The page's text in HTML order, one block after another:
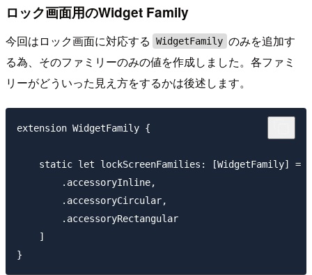
ロック画面用のWidget Family
今回はロック画面に対応する WidgetFamily のみを追加す
る為、そのファミリーのみの値を作成しました。各ファミ
リーがどういった見え方をするかは後述します。
extension WidgetFamily {
    static let lockScreenFamilies: [WidgetFamily] = [
        .accessoryInline,
        .accessoryCircular,
        .accessoryRectangular
    ]